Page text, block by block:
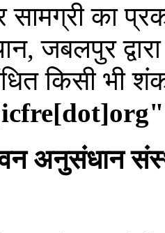
सामग्री का
जबलपुर
किसी भी
अनुसंधान